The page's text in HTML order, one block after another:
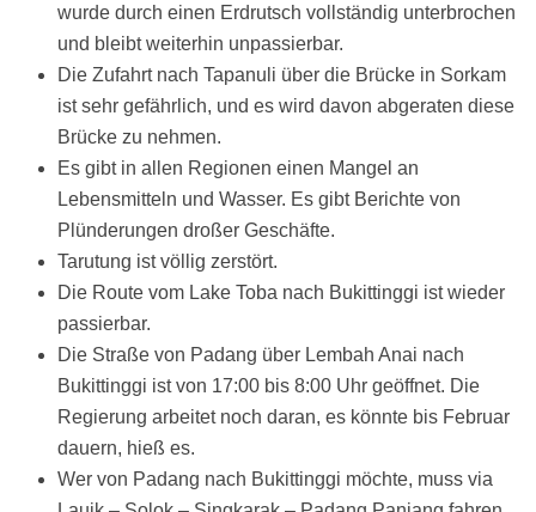
wurde durch einen Erdrutsch vollständig unterbrochen
und bleibt weiterhin unpassierbar.
Die Zufahrt nach Tapanuli über die Brücke in Sorkam
ist sehr gefährlich, und es wird davon abgeraten diese
Brücke zu nehmen.
Es gibt in allen Regionen einen Mangel an
Lebensmitteln und Wasser. Es gibt Berichte von
Plünderungen droßer Geschäfte.
Tarutung ist völlig zerstört.
Die Route vom Lake Toba nach Bukittinggi ist wieder
passierbar.
Die Straße von Padang über Lembah Anai nach
Bukittinggi ist von 17:00 bis 8:00 Uhr geöffnet. Die
Regierung arbeitet noch daran, es könnte bis Februar
dauern, hieß es.
Wer von Padang nach Bukittinggi möchte, muss via